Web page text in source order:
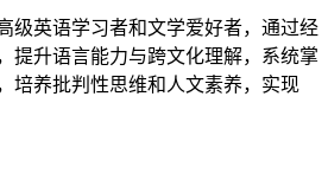
级英语学习者和文学爱好者，通过经
提升语言能力与跨文化理解，系统掌
培养批判性思维和人文素养，实现